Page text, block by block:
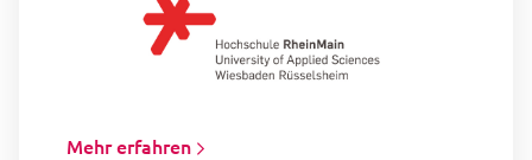
Mehr erfahren